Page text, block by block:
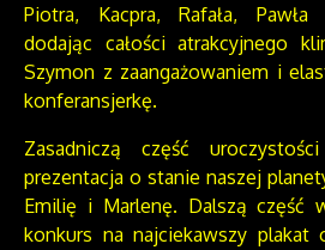
Piotra, Kacpra, Rafała, Pawła
dodając całości atrakcyjnego
Szymon z zaangażowaniem i
konferansjerkę.
Zasadniczą część
prezentacja o stanie naszej
Emilię i Marlenę. Dalszą część
konkurs na najciekawszy plakat